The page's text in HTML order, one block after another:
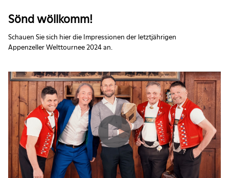
Sönd wöllkomm!
Schauen Sie sich hier die Impressionen der letztjährigen
Appenzeller Welttournee 2024 an.